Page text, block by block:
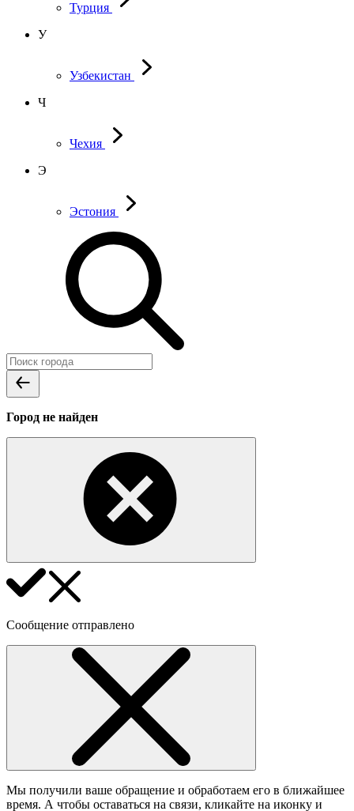
Турция
У
Узбекистан
Ч
Чехия
Э
Эстония
Город не найден
Сообщение отправлено
Мы получили ваше обращение и обработаем его в ближайшее
время. А чтобы оставаться на связи, кликайте на иконку и